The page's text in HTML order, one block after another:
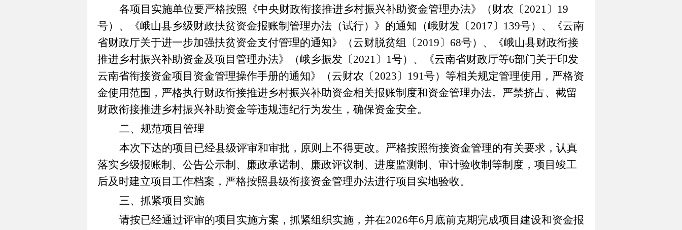
各项目实施单位要严格按照 《中央财政衔接推进乡村振兴补助资金管理办法》（ 财农〔2021〕 19
号）、 《峨山县乡级财政扶贫资金报账制管理办法（试行）》的通知（峨财发〔2017〕 139号）、《云南
省财政厅关于进一步加强扶贫资金支付管理的通知》（云财脱贫组〔2019〕 68号）、《峨山县财政衔接
推进乡村振兴补助资金及项目管理办法》（峨乡振发〔2021〕 1号）、《云南省财政厅等6部门关于印发
云南省衔接资金项目资金管理操作手册的通知》（云财农〔2023〕 191号）等相关规定管理使用，严格资
金使用范围，严格执行财政衔接推进乡村振兴补助资金相关报账制度和资金管理办法。严禁挤占、截留
财政衔接推进乡村振兴补助资金等违规违纪行为发生，确保资金安全。
二、规范项目管理
本次下达的项目已经县级评审和审批，原则上不得更改。严格按照衔接资金管理的有关要求，认真
落实乡级报账制、公告公示制、廉政承诺制、廉政评议制、进度监测制、审计验收制等制度，项目竣工
后及时建立项目工作档案，严格按照县级衔接资金管理办法进行项目实地验收。
三、抓紧项目实施
请按已经通过评审的项目实施方案，抓紧组织实施，并在2026年6月底前克期完成项目建设和资金报